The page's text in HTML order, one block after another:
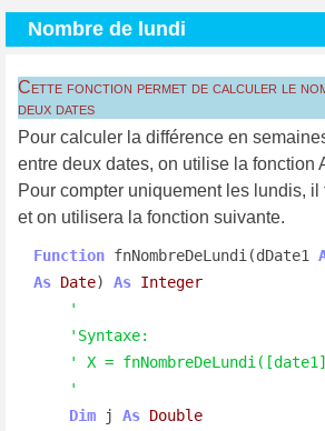
Nombre de lundi
Cette fonction permet de calculer le
deux dates
Pour calculer la différence en
entre deux dates, on utilise la fonction
Pour compter uniquement les lundis, il
et on utilisera la fonction suivante.
Function fnNombreDeLundi(dDate1
As Date) As Integer
'
'Syntaxe:
' X =
'
Dim j As Double